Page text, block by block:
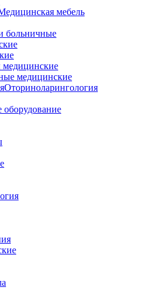
мебель
больничные
медицинские
медицинские
Оториноларингология
оборудование